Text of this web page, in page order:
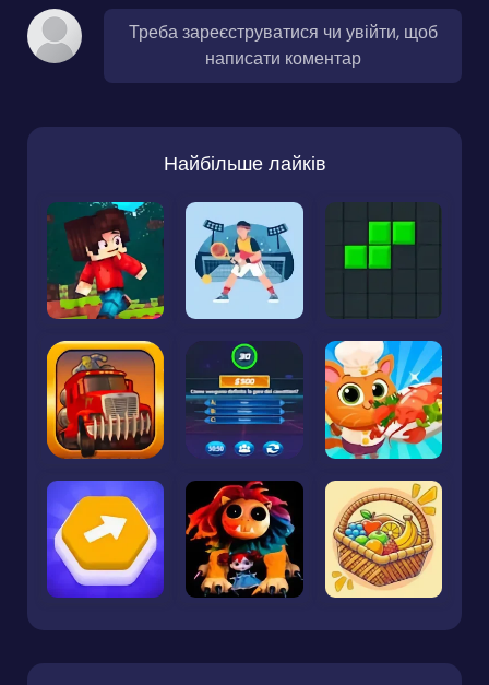
Треба зареєструватися чи увійти, щоб
написати коментар
Найбільше лайків